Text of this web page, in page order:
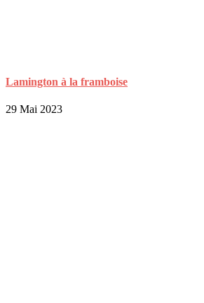
Lamington à la framboise
29 Mai 2023